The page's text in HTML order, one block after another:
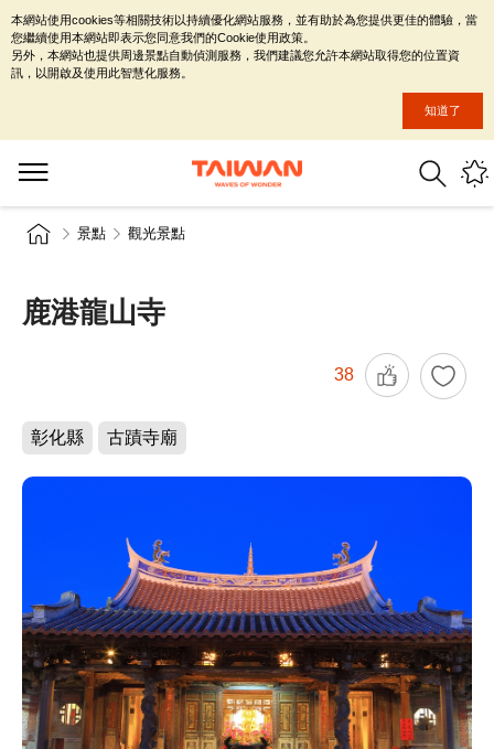
景點 觀光景點
鹿港龍山寺
38
彰化縣 古蹟寺廟
本網站使用cookies等相關技術以持續優化網站服務，並有助於為您提供更佳的體驗，當
您繼續使用本網站即表示您同意我們的Cookie使用政策。
另外，本網站也提供周邊景點自動偵測服務，我們建議您允許本網站取得您的位置資
訊，以開啟及使用此智慧化服務。
知道了